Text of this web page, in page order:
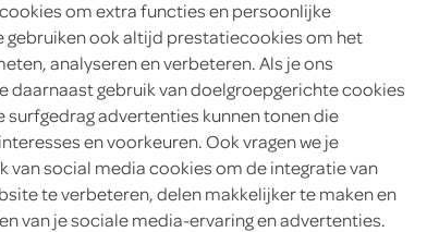
.
28
winkelmand
om extra functies en persoonlijke
gebruiken ook altijd prestatiecookies om het
analyseren en verbeteren. Als je ons
daarnaast gebruik van doelgroepgerichte cookies
surfgedrag advertenties kunnen tonen die
en voorkeuren. Ook vragen we je
van social media cookies om de integratie van
te verbeteren, delen makkelijker te maken en
van je sociale media-ervaring en advertenties.